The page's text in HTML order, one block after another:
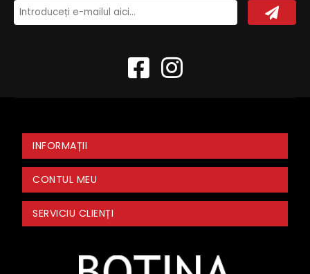
INFORMAȚII
CONTUL MEU
SERVICIU CLIENȚI